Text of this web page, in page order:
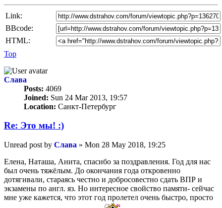
Link:
BBcode:
HTML:
Top
Слава
Posts: 4069
Joined: Sun 24 Mar 2013, 19:57
Location: Санкт-Петербург
Re: Это мы! :)
Unread post by Слава » Mon 28 May 2018, 19:25
Елена, Наташа, Анита, спасибо за поздравления. Год для нас
был очень тяжёлым. До окончания года откровенно
дотягивали, стараясь честно и добросовестно сдать ВПР и
экзамены по англ. яз. Но интересное свойство памяти- сейчас
мне уже кажется, что этот год пролетел очень быстро, просто